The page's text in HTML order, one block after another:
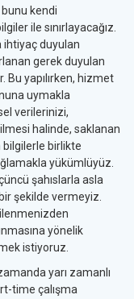
bunu kendi
ile sınırlayacağız.
ihtiyaç duyulan
gerek duyulan
Bu yapılırken, hizmet
uymakla
verilerinizi,
halinde, saklanan
birlikte
yükümlüyüz.
şahıslarla asla
şekilde vermeyiz.
yönelik
istiyoruz.
yarı zamanlı
time çalışma